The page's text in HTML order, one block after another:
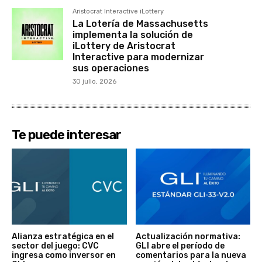
Aristocrat Interactive iLottery
La Lotería de Massachusetts
implementa la solución de
iLottery de Aristocrat
Interactive para modernizar
sus operaciones
30 julio, 2026
Te puede interesar
Alianza estratégica en el
sector del juego: CVC
ingresa como inversor en
Actualización normativa:
GLI abre el período de
comentarios para la nueva